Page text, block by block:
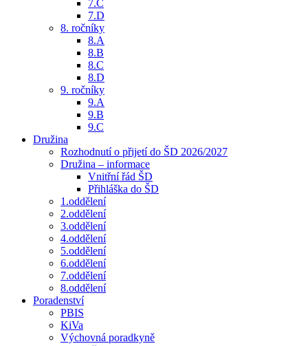
7.C
7.D
8. ročníky
8.A
8.B
8.C
8.D
9. ročníky
9.A
9.B
9.C
Družina
Rozhodnutí o přijetí do ŠD 2026/2027
Družina – informace
Vnitřní řád ŠD
Přihláška do ŠD
1.oddělení
2.oddělení
3.oddělení
4.oddělení
5.oddělení
6.oddělení
7.oddělení
8.oddělení
Poradenství
PBIS
KiVa
Výchovná poradkyně